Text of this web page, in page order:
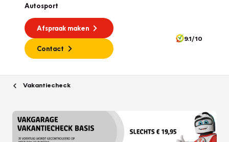
Autosport
Afspraak maken
Contact
9.1/10
Vakantiecheck